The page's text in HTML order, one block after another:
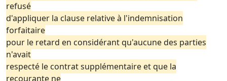
refusé
d'appliquer la clause relative à l'indemnisation
forfaitaire
pour le retard en considérant qu'aucune des parties
n'avait
respecté le contrat supplémentaire et que la
recourante ne